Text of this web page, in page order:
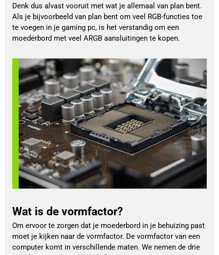
Denk dus alvast vooruit met wat je allemaal van plan bent.
Als je bijvoorbeeld van plan bent om veel RGB-functies toe
te voegen in je gaming pc, is het verstandig om een
moederbord met veel ARGB aansluitingen te kopen.
Wat is de vormfactor?
Om ervoor te zorgen dat je moederbord in je behuizing past
moet je kijken naar de vormfactor. De vormfactor van een
computer komt in verschillende maten. We nemen de drie